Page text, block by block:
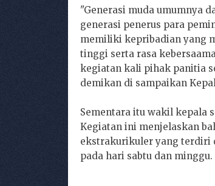
"Generasi muda umumnya
generasi penerus para
memiliki kepribadian yang
tinggi serta rasa
kegiatan kali pihak panitia
demikan di sampaikan
Sementara itu wakil kepala
Kegiatan ini menjelaskan
ekstrakurikuler yang terdiri
pada hari sabtu dan minggu.